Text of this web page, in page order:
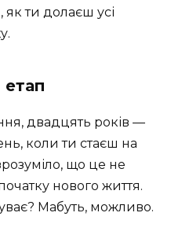
ти долаєш усі
двадцять років —
коли ти стаєш на
що це не
нового життя.
Мабуть, можливо.